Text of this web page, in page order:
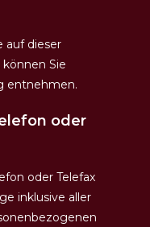
auf dieser
Sie
entnehmen.
oder
oder Telefax
inklusive aller